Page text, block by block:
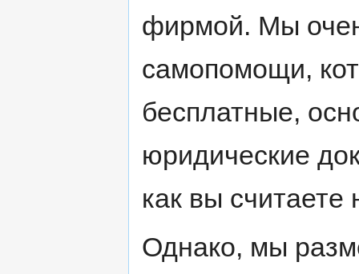
фирмой. Мы
самопомощи,
бесплатные,
юридические
как вы
Однако, мы